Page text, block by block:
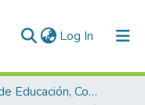
Log In (current)
Facultad de Educación, Comunicación y Humanidades